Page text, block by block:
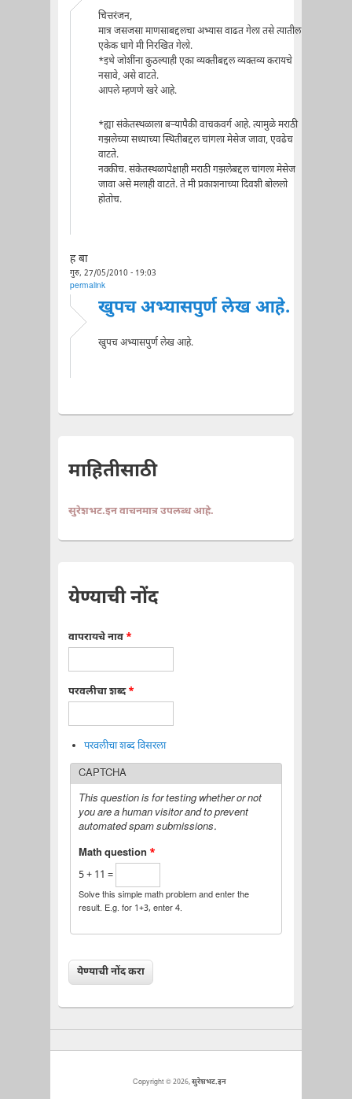
चित्तरंजन,
मात्र जसजसा माणसाबद्दलचा अभ्यास वाढत गेला तसे त्यातील
एकेक धागे मी निरखित गेलो.
*इथे जोशींना कुठल्याही एका व्यक्तीबद्दल व्यक्तव्य करायचे
नसावे, असे वाटते.
आपले म्हणणे खरे आहे.
*ह्या संकेतस्थळाला बऱ्यापैकी वाचकवर्ग आहे. त्यामुळे मराठी
गझलेच्या सध्याच्या स्थितीबद्दल चांगला मेसेज जावा, एवढेच
वाटते.
नक्कीच. संकेतस्थळापेक्षाही मराठी गझलेबद्दल चांगला मेसेज
जावा असे मलाही वाटते. ते मी प्रकाशनाच्या दिवशी बोललो
होतोच.
ह बा
गुरु, 27/05/2010 - 19:03
permalink
खुपच अभ्यासपुर्ण लेख आहे.
खुपच अभ्यासपुर्ण लेख आहे.
माहितीसाठी
सुरेशभट.इन वाचनमात्र उपलब्ध आहे.
येण्याची नोंद
वापरायचे नाव *
परवलीचा शब्द*
परवलीचा शब्द विसरला
CAPTCHA
This question is for testing whether or not
you are a human visitor and to prevent
automated spam submissions.
Math question *
5 + 11 =
Solve this simple math problem and enter the
result. E.g. for 1+3, enter 4.
Copyright © 2026,सुरेशभट.इन